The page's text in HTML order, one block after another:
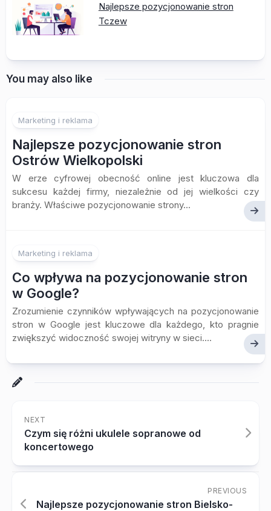
Najlepsze pozycjonowanie stron
Tczew
You may also like
Marketing i reklama
Najlepsze pozycjonowanie stron
Ostrów Wielkopolski
W erze cyfrowej obecność online jest kluczowa dla
sukcesu każdej firmy, niezależnie od jej wielkości czy
branży. Właściwe pozycjonowanie strony...
Marketing i reklama
Co wpływa na pozycjonowanie stron
w Google?
Zrozumienie czynników wpływających na pozycjonowanie
stron w Google jest kluczowe dla każdego, kto pragnie
zwiększyć widoczność swojej witryny w sieci....
NEXT
Czym się różni ukulele sopranowe od
koncertowego
PREVIOUS
Najlepsze pozycjonowanie stron Bielsko-